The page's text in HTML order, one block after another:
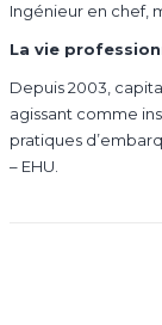
Ingénieur en chef,
La vie
Depuis 2003,
agissant comme
pratiques
– EHU.